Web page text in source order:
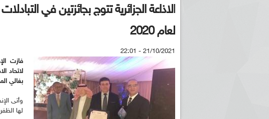
الاذاعة الجزائرية تتوج بجائزتين في
لعام 2020
21/10/2021 - 22:01
فازت
بغالي
وأتى
لها الظفر